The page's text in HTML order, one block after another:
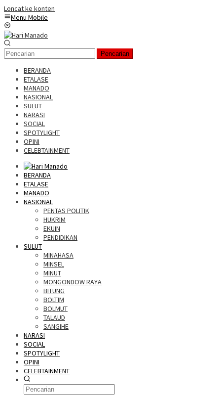
Loncat ke konten
Menu Mobile
Pencarian
BERANDA
ETALASE
MANADO
NASIONAL
SULUT
NARASI
SOCIAL
SPOTYLIGHT
OPINI
CELEBTAINMENT
BERANDA
ETALASE
MANADO
NASIONAL
PENTAS POLITIK
HUKRIM
EKUIN
PENDIDIKAN
SULUT
MINAHASA
MINSEL
MINUT
MONGONDOW RAYA
BITUNG
BOLTIM
BOLMUT
TALAUD
SANGIHE
NARASI
SOCIAL
SPOTYLIGHT
OPINI
CELEBTAINMENT